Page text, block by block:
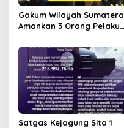
Gakum Wilayah Sumatera
Amankan 3 Orang Pelaku
Satgas Kejagung Sita 1